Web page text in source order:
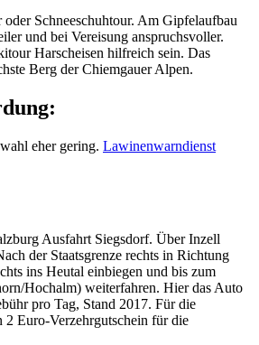
Schneeschuhtour. Am Gipfelaufbau
und bei Vereisung anspruchsvoller.
Harscheisen hilfreich sein. Das
Berg der Chiemgauer Alpen.
eher gering. Lawinenwarndienst
Ausfahrt Siegsdorf. Über Inzell
der Staatsgrenze rechts in Richtung
ins Heutal einbiegen und bis zum
Hochalm) weiterfahren. Hier das Auto
pro Tag, Stand 2017. Für die
2 Euro-Verzehrgutschein für die